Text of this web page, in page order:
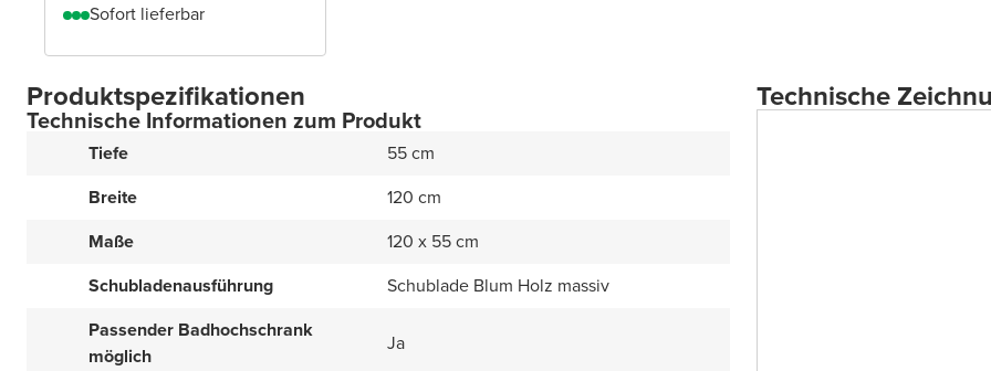
Sofort lieferbar
Produktspezifikationen
Technische Informationen zum Produkt
Tiefe
55 cm
Breite
120 cm
Maße
120 x 55 cm
Schubladenausführung
Schublade Blum Holz massiv
Passender Badhochschrank
möglich
Ja
Technische